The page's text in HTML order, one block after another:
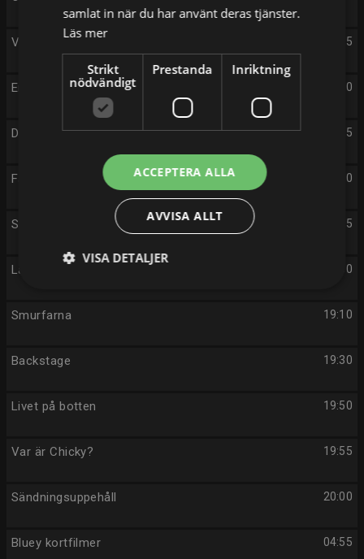
17:55
Visste du?
18:00
Emil i Enånger och maskinerna
18:05
Doktor McStuffins
18:30
Farmarligan
18:45
Sommarlov
18:50
Lånarna
19:10
Smurfarna
19:30
Backstage
19:50
Livet på botten
19:55
Var är Chicky?
20:00
Sändningsuppehåll
04:55
Bluey kortfilmer
samlat in när du har använt deras tjänster.
Läs mer
Strikt
nödvändigt
Prestanda Inriktning
ACCEPTERA ALLA
AVVISA ALLT
VISA DETALJER